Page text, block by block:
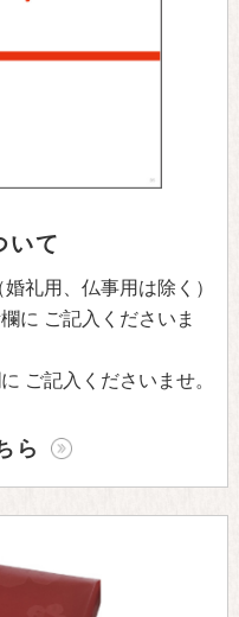
いて
婚礼用、仏事用は除く）
に ご記入くださいま
ご記入くださいませ。
ら